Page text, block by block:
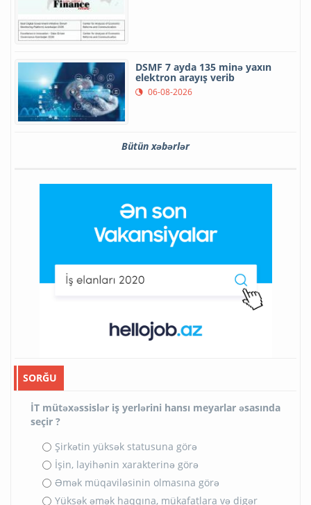
DSMF 7 ayda 135 minə yaxın
elektron arayış verib
06-08-2026
Bütün xəbərlər
SORĞU
İT mütəxəssislər iş yerlərini hansı meyarlar əsasında
seçir ?
Şirkətin yüksək statusuna görə
İşin, layihənin xarakterinə görə
Əmək müqaviləsinin olmasına görə
Yüksək əmək haqqına, mükafatlara və digər